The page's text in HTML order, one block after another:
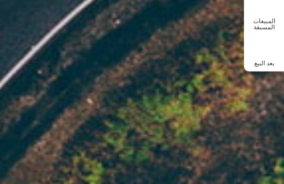
المبيعات
المسبقة
بعد البيع